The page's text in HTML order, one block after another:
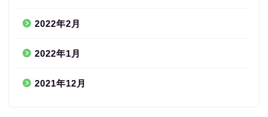
2022年2月
2022年1月
2021年12月